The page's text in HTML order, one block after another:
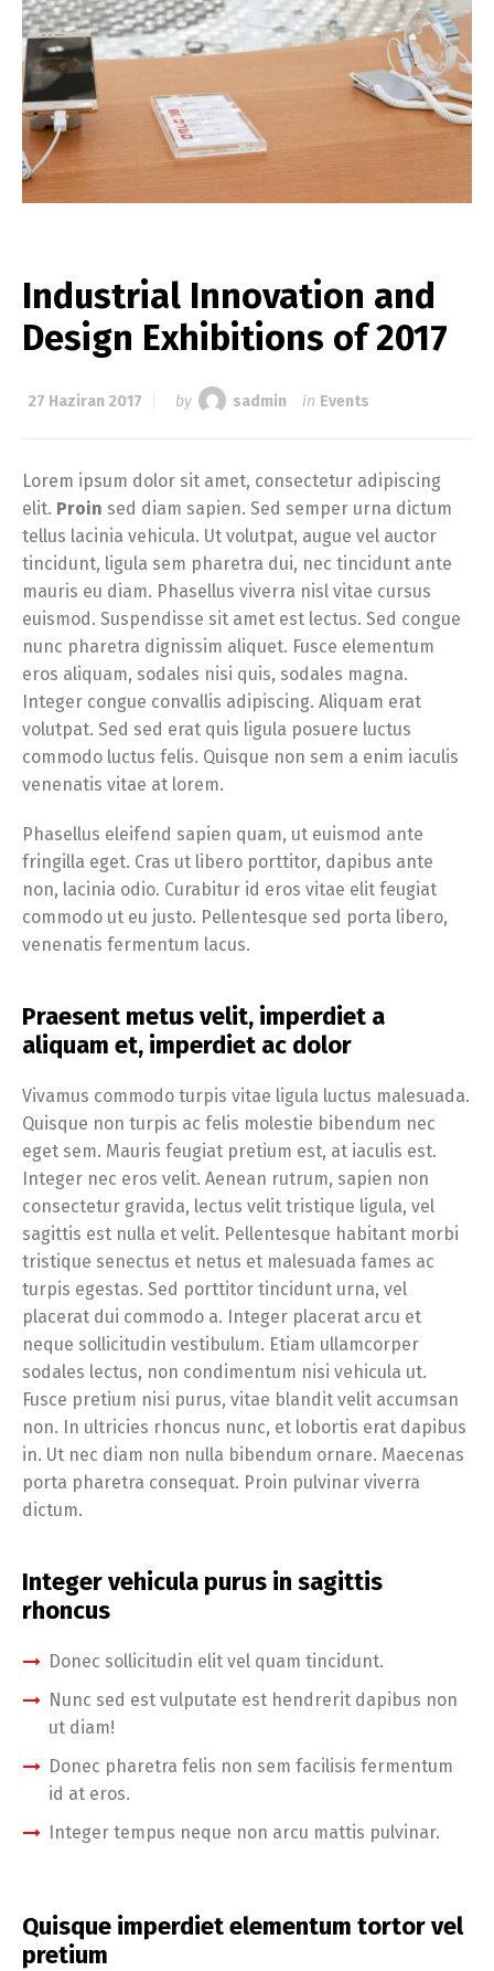
Industrial Innovation and
Design Exhibitions of 2017
27 Haziran 2017 by sadmin in Events
Lorem ipsum dolor sit amet, consectetur adipiscing
elit. Proin sed diam sapien. Sed semper urna dictum
tellus lacinia vehicula. Ut volutpat, augue vel auctor
tincidunt, ligula sem pharetra dui, nec tincidunt ante
mauris eu diam. Phasellus viverra nisl vitae cursus
euismod. Suspendisse sit amet est lectus. Sed congue
nunc pharetra dignissim aliquet. Fusce elementum
eros aliquam, sodales nisi quis, sodales magna.
Integer congue convallis adipiscing. Aliquam erat
volutpat. Sed sed erat quis ligula posuere luctus
commodo luctus felis. Quisque non sem a enim iaculis
venenatis vitae at lorem.
Phasellus eleifend sapien quam, ut euismod ante
fringilla eget. Cras ut libero porttitor, dapibus ante
non, lacinia odio. Curabitur id eros vitae elit feugiat
commodo ut eu justo. Pellentesque sed porta libero,
venenatis fermentum lacus.
Praesent metus velit, imperdiet a
aliquam et, imperdiet ac dolor
Vivamus commodo turpis vitae ligula luctus malesuada.
Quisque non turpis ac felis molestie bibendum nec
eget sem. Mauris feugiat pretium est, at iaculis est.
Integer nec eros velit. Aenean rutrum, sapien non
consectetur gravida, lectus velit tristique ligula, vel
sagittis est nulla et velit. Pellentesque habitant morbi
tristique senectus et netus et malesuada fames ac
turpis egestas. Sed porttitor tincidunt urna, vel
placerat dui commodo a. Integer placerat arcu et
neque sollicitudin vestibulum. Etiam ullamcorper
sodales lectus, non condimentum nisi vehicula ut.
Fusce pretium nisi purus, vitae blandit velit accumsan
non. In ultricies rhoncus nunc, et lobortis erat dapibus
in. Ut nec diam non nulla bibendum ornare. Maecenas
porta pharetra consequat. Proin pulvinar viverra
dictum.
Integer vehicula purus in sagittis
rhoncus
Donec sollicitudin elit vel quam tincidunt.
Nunc sed est vulputate est hendrerit dapibus non
ut diam!
Donec pharetra felis non sem facilisis fermentum
id at eros.
Integer tempus neque non arcu mattis pulvinar.
Quisque imperdiet elementum tortor vel
pretium